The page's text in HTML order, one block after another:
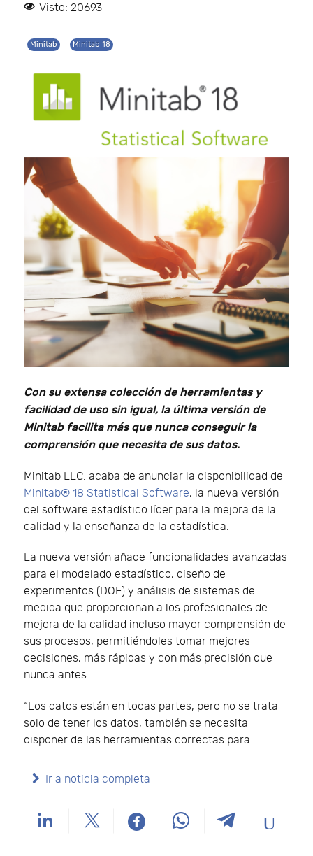
Visto: 20693
Minitab Minitab 18
Con su extensa colección de herramientas y
facilidad de uso sin igual, la última versión de
Minitab facilita más que nunca conseguir la
comprensión que necesita de sus datos.
Minitab LLC. acaba de anunciar la disponibilidad de
Minitab® 18 Statistical Software, la nueva versión
del software estadístico líder para la mejora de la
calidad y la enseñanza de la estadística.
La nueva versión añade funcionalidades avanzadas
para el modelado estadístico, diseño de
experimentos (DOE) y análisis de sistemas de
medida que proporcionan a los profesionales de
mejora de la calidad incluso mayor comprensión de
sus procesos, permitiéndoles tomar mejores
decisiones, más rápidas y con más precisión que
nunca antes.
“Los datos están en todas partes, pero no se trata
solo de tener los datos, también se necesita
disponer de las herramientas correctas para…
Ir a noticia completa